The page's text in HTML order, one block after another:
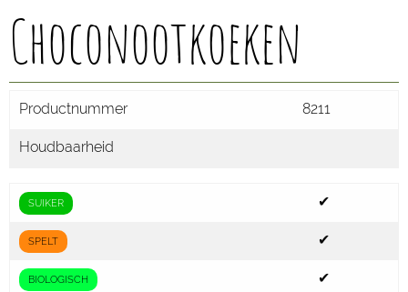
Choconootkoeken
Productnummer 8211
Houdbaarheid
SUIKER ✔
SPELT ✔
BIOLOGISCH ✔